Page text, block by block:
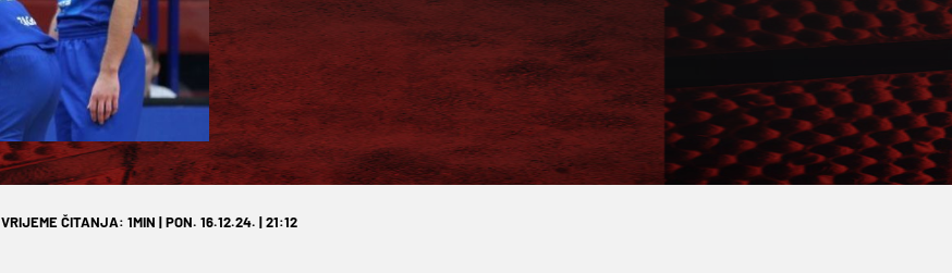
VRIJEME ČITANJA: 1MIN | PON. 16.12.24. | 21:12